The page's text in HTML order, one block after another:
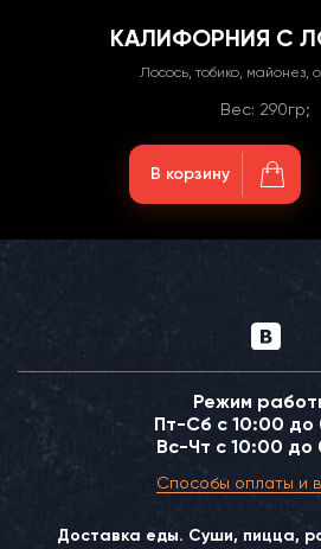
КАЛИФОРНИЯ С
Лосось, тобико, майонез,
Вес: 290гр;
В корзину
Доставка еды. Суши, пицца,
Режим
Пт-Сб с 10:00
Вс-Чт с 10:00 до
Способы оплаты и